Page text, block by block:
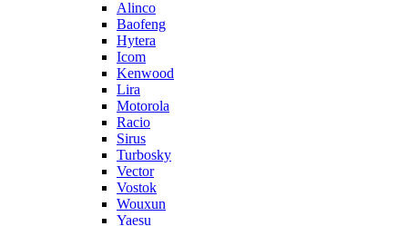
Alinco
Baofeng
Hytera
Icom
Kenwood
Lira
Motorola
Racio
Sirus
Turbosky
Vector
Vostok
Wouxun
Yaesu